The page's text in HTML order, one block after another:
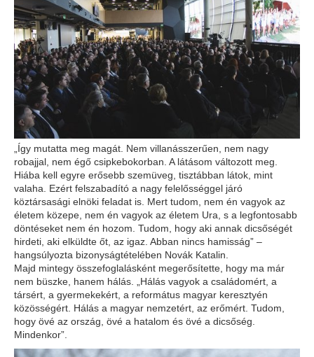
„Így mutatta meg magát. Nem villanásszerűen, nem nagy
robajjal, nem égő csipkebokorban. A látásom változott meg.
Hiába kell egyre erősebb szemüveg, tisztábban látok, mint
valaha. Ezért felszabadító a nagy felelősséggel járó
köztársasági elnöki feladat is. Mert tudom, nem én vagyok az
életem közepe, nem én vagyok az életem Ura, s a legfontosabb
döntéseket nem én hozom. Tudom, hogy aki annak dicsőségét
hirdeti, aki elküldte őt, az igaz. Abban nincs hamisság” –
hangsúlyozta bizonyságtételében Novák Katalin.
Majd mintegy összefoglalásként megerősítette, hogy ma már
nem büszke, hanem hálás. „Hálás vagyok a családomért, a
társért, a gyermekekért, a református magyar keresztyén
közösségért. Hálás a magyar nemzetért, az erőmért. Tudom,
hogy övé az ország, övé a hatalom és övé a dicsőség.
Mindenkor”.